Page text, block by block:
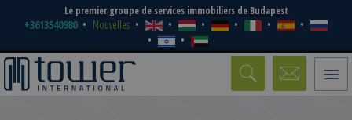
Le premier groupe de services immobiliers de Budapest
+3613540980 Nouvelles
Toggle